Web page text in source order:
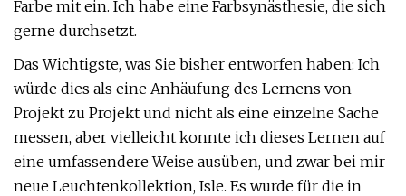
Farbe mit ein. Ich habe eine Farbsynästhesie, die sich
gerne durchsetzt.
Das Wichtigste, was Sie bisher entworfen haben: Ich
würde dies als eine Anhäufung des Lernens von
Projekt zu Projekt und nicht als eine einzelne Sache
messen, aber vielleicht konnte ich dieses Lernen auf
eine umfassendere Weise ausüben, und zwar bei mir
neue Leuchtenkollektion, Isle. Es wurde für die in